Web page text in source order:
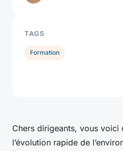
Chers dirigeants, vous voici
l’évolution rapide de
TAGS
Formation